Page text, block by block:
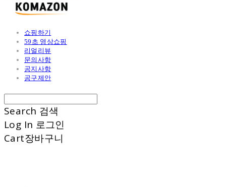
쇼핑하기
59초 영상쇼핑
리얼리뷰
문의사항
공지사항
공구제안
Search 검색
Log In 로그인
Cart장바구니